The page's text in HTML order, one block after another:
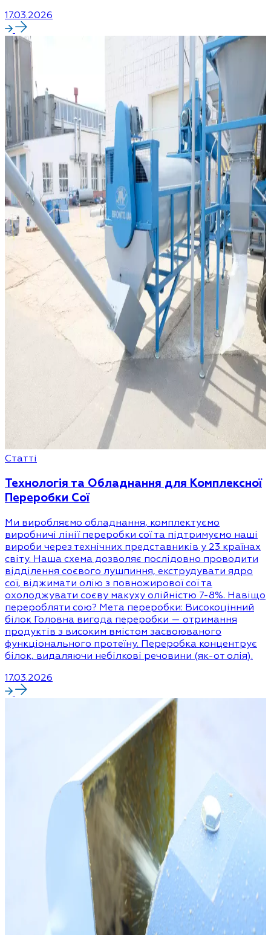
17.03.2026
Статті
Технологія та Обладнання для Комплексної
Переробки Сої
Ми виробляємо обладнання, комплектуємо
виробничі лінії переробки сої та підтримуємо наші
вироби через технічних представників у 23 країнах
світу. Наша схема дозволяє послідовно проводити
відділення соєвого лушпиння, екструдувати ядро
сої, віджимати олію з повножирової сої та
охолоджувати соєву макуху олійністю 7-8%. Навіщо
переробляти сою? Мета переробки: Високоцінний
білок Головна вигода переробки — отримання
продуктів з високим вмістом засвоюваного
функціонального протеїну. Переробка концентрує
білок, видаляючи небілкові речовини (як-от олія).
17.03.2026